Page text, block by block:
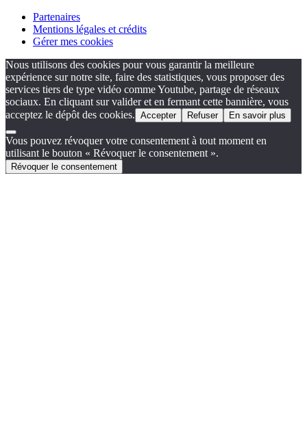
Partenaires
Mentions légales et crédits
Gérer mes cookies
Nous utilisons des cookies pour vous garantir la meilleure
expérience sur notre site, faire des statistiques, vous proposer des
services tiers de type vidéo comme Youtube, partage de réseaux
sociaux. En cliquant sur valider et en fermant cette bannière, vous
acceptez le dépôt des cookies. Accepter Refuser En savoir plus
Vous pouvez révoquer votre consentement à tout moment en
utilisant le bouton « Révoquer le consentement ».
Révoquer le consentement